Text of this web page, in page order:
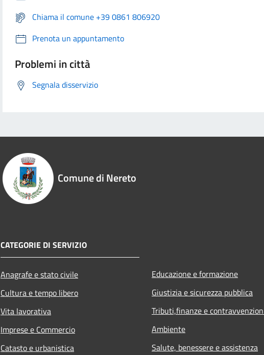
Chiama il comune +39 0861 806920
Prenota un appuntamento
Problemi in città
Segnala disservizio
Comune di Nereto
CATEGORIE DI SERVIZIO
Anagrafe e stato civile
Cultura e tempo libero
Vita lavorativa
Imprese e Commercio
Catasto e urbanistica
Educazione e formazione
Giustizia e sicurezza pubblica
Tributi,finanze e
Ambiente
Salute, benessere e assistenza